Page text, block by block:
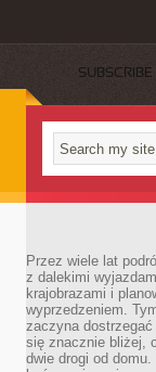
SUBSCRIBE
Przez wiele lat
z dalekimi
krajobrazami i
wyprzedzeniem.
zaczyna
się znacznie bliżej,
dwie drogi od